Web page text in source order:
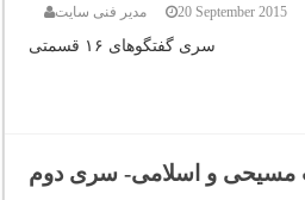
مدیر فنی سایت 20 September 2015
سری گفتگوهای ۱۶ قسمتی
مسیحی و اسلامی- سری دوم